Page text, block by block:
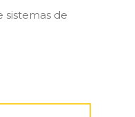
sistemas de